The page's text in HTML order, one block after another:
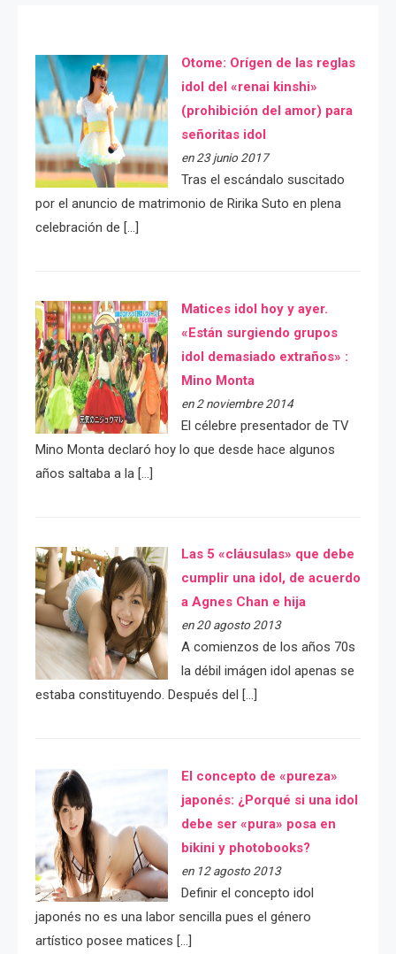
Otome: Orígen de las reglas
idol del «renai kinshi»
(prohibición del amor) para
señoritas idol
en 23 junio 2017
Tras el escándalo suscitado
por el anuncio de matrimonio de Ririka Suto en plena
celebración de […]
Matices idol hoy y ayer.
«Están surgiendo grupos
idol demasiado extraños» :
Mino Monta
en 2 noviembre 2014
El célebre presentador de TV
Mino Monta declaró hoy lo que desde hace algunos
años saltaba a la […]
Las 5 «cláusulas» que debe
cumplir una idol, de acuerdo
a Agnes Chan e hija
en 20 agosto 2013
A comienzos de los años 70s
la débil imágen idol apenas se
estaba constituyendo. Después del […]
El concepto de «pureza»
japonés: ¿Porqué si una idol
debe ser «pura» posa en
bikini y photobooks?
en 12 agosto 2013
Definir el concepto idol
japonés no es una labor sencilla pues el género
artístico posee matices […]